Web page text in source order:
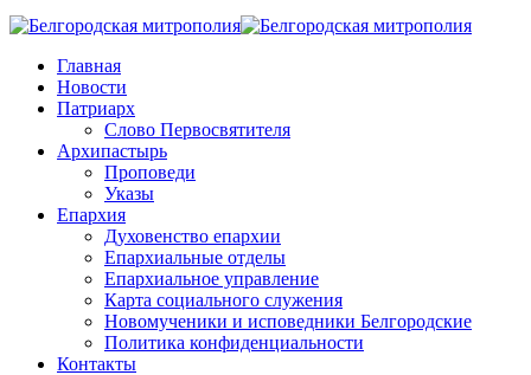
Главная
Новости
Патриарх
Слово Первосвятителя
Архипастырь
Проповеди
Указы
Епархия
Духовенство епархии
Епархиальные отделы
Епархиальное управление
Карта социального служения
Новомученики и исповедники Белгородские
Политика конфиденциальности
Контакты